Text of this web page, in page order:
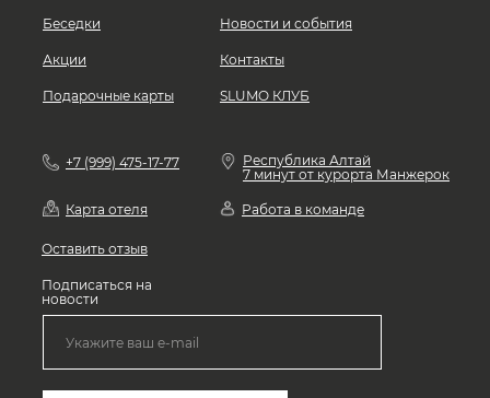
Подписаться на
новости
Беседки
Акции
Карта отеля
Республика Алтай
7 минут от курорта Манжерок
+7 (999) 475-17-77
Работа в команде
Подарочные карты
Контакты
SLUMO КЛУБ
Новости и события
Оставить отзыв